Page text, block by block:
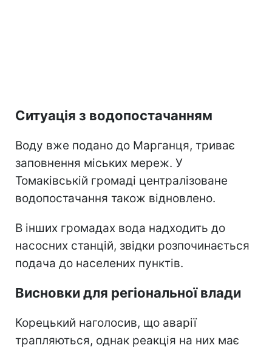
Ситуація з водопостачанням
Воду вже подано до Марганця, триває
заповнення міських мереж. У
Томаківській громаді централізоване
водопостачання також відновлено.
В інших громадах вода надходить до
насосних станцій, звідки розпочинається
подача до населених пунктів.
Висновки для регіональної влади
Корецький наголосив, що аварії
трапляються, однак реакція на них має